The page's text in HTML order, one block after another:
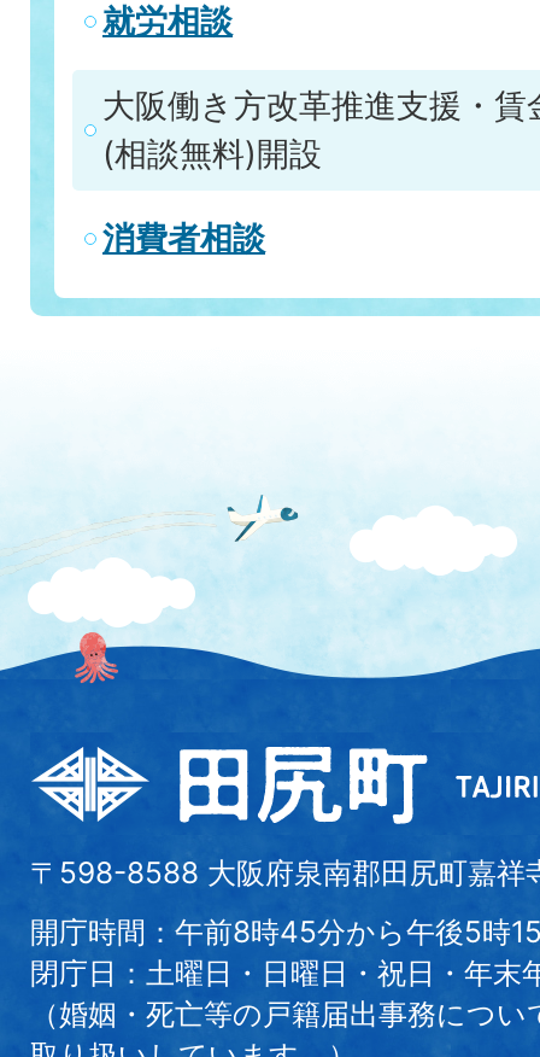
就労相談
大阪働き方改革推進支援・
(相談無料)開設
消費者相談
〒598-8588 大阪府泉南郡田尻町嘉祥
開庁時間：午前8時45分から午後5時
閉庁日：土曜日・日曜日・祝日・年末
（婚姻・死亡等の戸籍届出事務につ